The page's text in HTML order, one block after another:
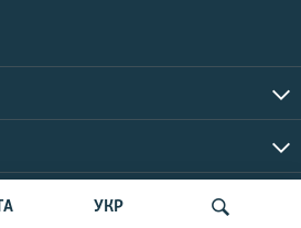
УКР
2026 | Все права защищены.